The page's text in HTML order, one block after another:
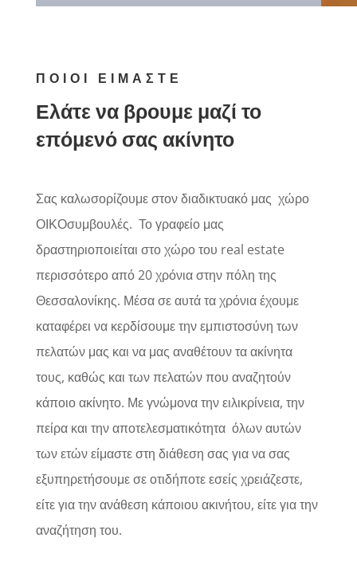
ΠΟΙΟΙ ΕΙΜΑΣΤΕ
Ελάτε να βρουμε μαζί το
επόμενό σας ακίνητο
Σας καλωσορίζουμε στον διαδικτυακό μας χώρο
ΟΙΚΟσυμβουλές. Το γραφείο μας
δραστηριοποιείται στο χώρο του real estate
περισσότερο από 20 χρόνια στην πόλη της
Θεσσαλονίκης. Μέσα σε αυτά τα χρόνια έχουμε
καταφέρει να κερδίσουμε την εμπιστοσύνη των
πελατών μας και να μας αναθέτουν τα ακίνητα
τους, καθώς και των πελατών που αναζητούν
κάποιο ακίνητο. Με γνώμονα την ειλικρίνεια, την
πείρα και την αποτελεσματικότητα όλων αυτών
των ετών είμαστε στη διάθεση σας για να σας
εξυπηρετήσουμε σε οτιδήποτε εσείς χρειάζεστε,
είτε για την ανάθεση κάποιου ακινήτου, είτε για την
αναζήτηση του.